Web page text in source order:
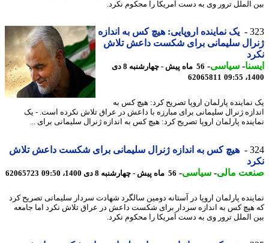
الملل ترور وی به دست آمریکا را محکوم نکرد.
یک نماینده اروپایی: هیچ کس به اندازه
سلیمانی برای شکست داعش تلاش
-سیاسی-
56 ماه پیش - چهارشنبه 8 دی
62065811
پارلمان اروپا تصریح کرد: هیچ کس به
ژنرال سلیمانی برای مبارزه با داعش در عراق تلاش نکرده است. - یک
پارلمان اروپا تصریح کرد: هیچ کس به اندازه ژنرال سلیمانی برای ...
هیچ کس به اندازه ژنرال سلیمانی برای شکست داعش تلاش
مالی-سیاسی-56 ماه پیش - چهارشنبه 8 دی 1400، 09:50 62065723
پارلمان اروپا در آستانه دومین سالگرد شهادت سردار سلیمانی تصریح کرد
کس به اندازه سردار برای شکست داعش در عراق تلاش نکرد اما جامعه
الملل ترور وی به دست آمریکا را محکوم نکرد.